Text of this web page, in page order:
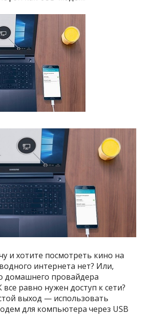
и хотите посмотреть кино на
интернета нет? Или,
домашнего провайдера
равно нужен доступ к сети?
выход — использовать
для компьютера через USB